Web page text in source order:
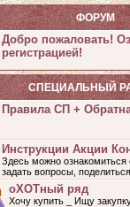
ФОРУМ
Добро пожаловать!
регистрацией!
СПЕЦИАЛЬНЫЙ
Правила СП +
Инструкции Акции
Здесь можно
задать вопросы,
оХОТный ряд
Хочу купить _ Ищу